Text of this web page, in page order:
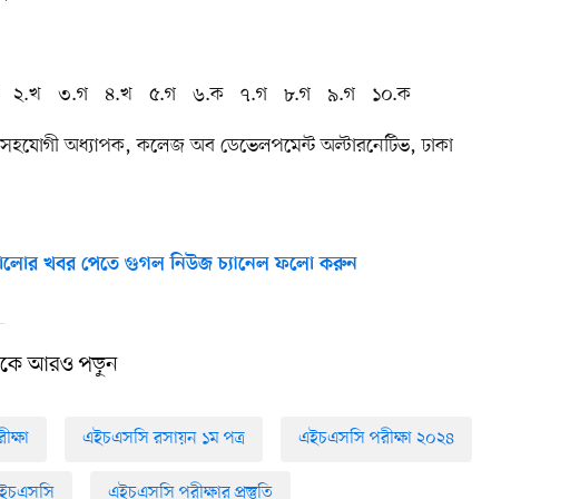
২.খ ৩.গ ৪.খ ৫.গ ৬.ক ৭.গ ৮.গ ৯.গ ১০.ক
অধ্যাপক, কলেজ অব ডেভেলপমেন্ট অল্টারনেটিভ, ঢাকা
খবর পেতে গুগল নিউজ চ্যানেল ফলো করুন
আরও পড়ুন
এইচএসসি রসায়ন ১ম পত্র এইচএসসি পরীক্ষা ২০২৪
এইচএসসি পরীক্ষার প্রস্তুতি